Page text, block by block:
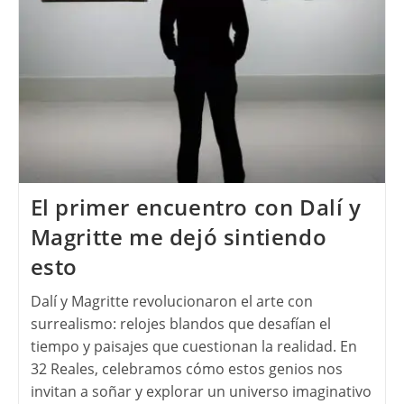
El primer encuentro con Dalí y
Magritte me dejó sintiendo
esto
Dalí y Magritte revolucionaron el arte con
surrealismo: relojes blandos que desafían el
tiempo y paisajes que cuestionan la realidad. En
32 Reales, celebramos cómo estos genios nos
invitan a soñar y explorar un universo imaginativo